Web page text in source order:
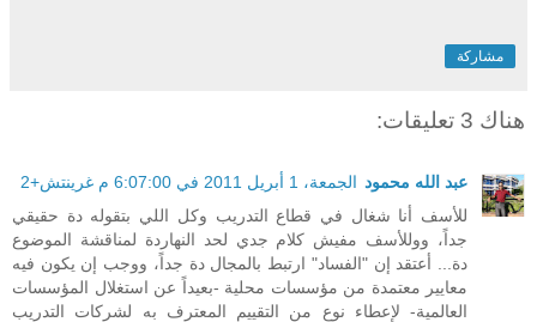
مشاركة
هناك 3 تعليقات:
عبد الله محمود الجمعة، 1 أبريل 2011 في 6:07:00 م غرينتش+2
للأسف أنا شغال في قطاع التدريب وكل اللي بتقوله دة حقيقي
جداً، ووللأسف مفيش كلام جدي لحد النهاردة لمناقشة الموضوع
دة... أعتقد إن "الفساد" ارتبط بالمجال دة جداً، ووجب إن يكون فيه
معايير معتمدة من مؤسسات محلية -بعيداً عن استغلال المؤسسات
العالمية- لإعطاء نوع من التقييم المعترف به لشركات التدريب